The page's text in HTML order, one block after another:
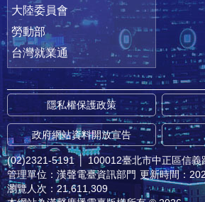
大陸委員會
勞動部
台灣就業通
隱私權保護政策
政府網站資料開放宣告
(02)2321-5191 │ 100012臺北市中正區信義
管理單位：漢聲電臺資訊部門 更新時間：
瀏覽人次：21,611,309